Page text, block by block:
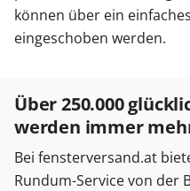
können über ein
eingeschoben werden.
Über 250.000
werden immer
Bei fensterversand.at
Rundum-Service von der